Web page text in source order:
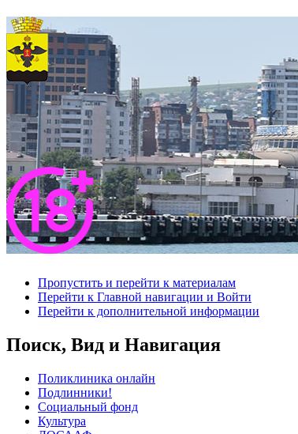
Пропустить и перейти к материалам
Перейти к Главной навигации и Войти
Перейти к дополнительной информации
Поиск, Вид и Навигация
Поликлиника онлайн
Подлинники!
Социальный фонд
Культура